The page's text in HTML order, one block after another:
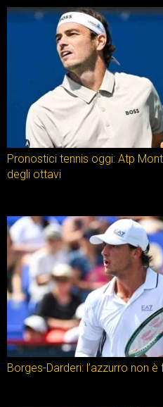
Pronostici tennis oggi: Atp
degli ottavi
Borges-Darderi: l’azzurro non